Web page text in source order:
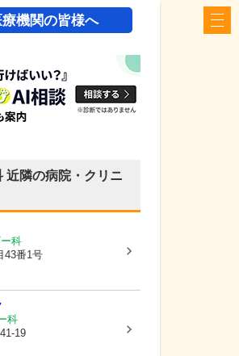
療機関の皆様へ
近隣の病院・クリニ
科
43番1号
科
19